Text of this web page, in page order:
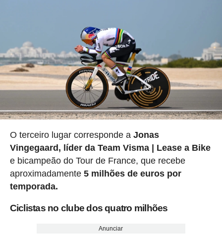
O terceiro lugar corresponde a Jonas
Vingegaard, líder da Team Visma | Lease a Bike
e bicampeão do Tour de France, que recebe
aproximadamente 5 milhões de euros por
temporada.
Ciclistas no clube dos quatro milhões
Anunciar